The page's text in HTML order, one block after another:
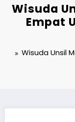
Wisuda
Empat
Wisuda Unsil